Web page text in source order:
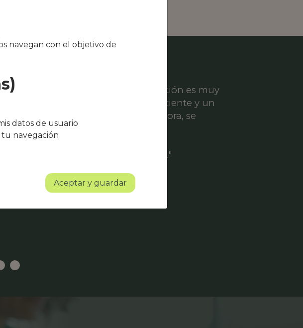
con el servicio, el nivel de satisfacción es muy
Cocine Peter ofrece un servicio eficiente y un
a cualquier solicitud de mejora, se
dedicación y profesionalidad.
de un proyecto con mucho futuro."
Guarro Casas
navegan con el objetivo de
datos de usuario
tu navegación
Aceptar y guardar